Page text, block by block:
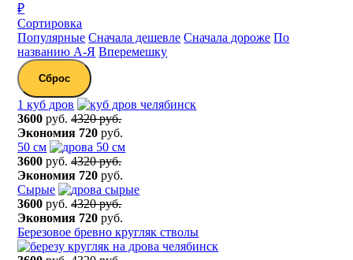
₽
Сортировка
Популярные Сначала дешевле Сначала дороже По
названию А-Я Вперемешку
Сброс
1 куб дров
3600 руб.4320 руб.
Экономия 720 руб.
50 см
3600 руб.4320 руб.
Экономия 720 руб.
Сырые
3600 руб.4320 руб.
Экономия 720 руб.
Березовое бревно кругляк стволы